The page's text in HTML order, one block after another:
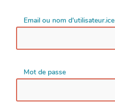
Email ou nom d'utilisateur.ice
Mot de passe